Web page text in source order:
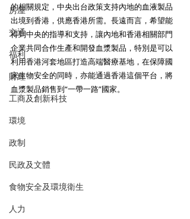
房屋
交通
福利
財經
工商及創新科技
環境
政制
民政及文體
食物安全及環境衛生
人力
的相關規定，中央出台政策支持內地的血液製品
出境到香港，供應香港所需。長遠而言，希望能
得到中央的指導和支持，讓內地和香港相關部門
企業共同合作生產和開發血漿製品，特別是可以
利用香港河套地區打造高端醫療基地，在保障國
家生物安全的同時，亦能通過香港這個平台，將
血漿製品銷售到“一帶一路”國家。